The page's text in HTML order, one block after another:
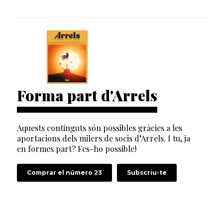
Forma part d'Arrels
Aquests continguts són possibles gràcies a les
aportacions dels milers de socis d’Arrels. I tu, ja
en formes part? Fes-ho possible!
Comprar el número 23 Subscriu-te